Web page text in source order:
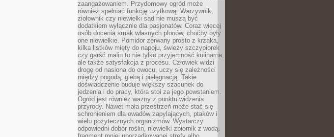
zaangażowaniem. Przydomowy ogród może
również spełniać funkcję użytkową. Warzywnik,
ziołownik czy niewielki sad nie muszą być
dodatkiem wyłącznie dla pasjonatów. Coraz więcej
osób docenia smak własnych plonów, choćby były
one niewielkie. Pomidor zerwany prosto z krzaka,
kilka listków mięty do napoju, świeży szczypiorek
czy garść malin to nie tylko przyjemność kulinarna,
ale także satysfakcja z procesu. Człowiek widzi
drogę od nasiona do owocu, uczy się zależności
między pogodą, glebą i pielęgnacją. Takie
doświadczenie buduje większy szacunek do
jedzenia i do pracy, która stoi za jego powstaniem.
Ogród jest również ważny z punktu widzenia
przyrody. Nawet mała przestrzeń może stać się
schronieniem dla owadów zapylających, ptaków i
wielu pożytecznych organizmów. Wystarczy
odpowiedni dobór roślin, niewielki zbiornik z wodą,